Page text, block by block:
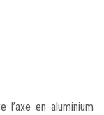
l’axe en aluminium